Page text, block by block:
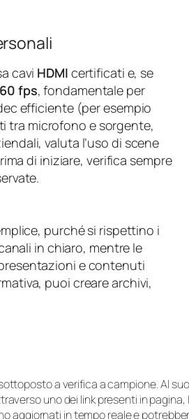
cavi HDMI certificati e, se
fps, fondamentale per
efficiente (per esempio
tra microfono e sorgente,
valuta l’uso di scene
di iniziare, verifica sempre
purché si rispettino i
in chiaro, mentre le
e contenuti
puoi creare archivi,
a verifica a campione. Al
uno dei link presenti in
aggiornati in tempo reale e